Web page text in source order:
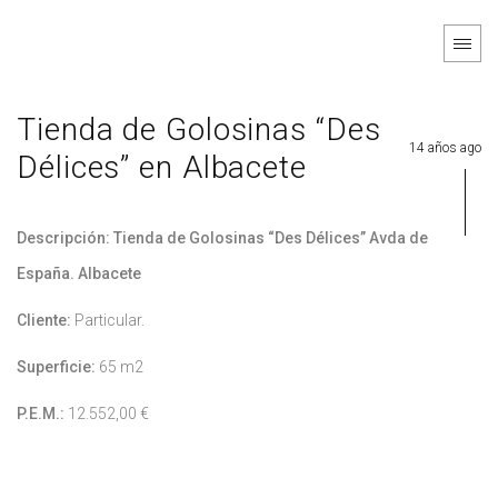
Tienda de Golosinas “Des
Délices” en Albacete
14 años ago
Descripción: Tienda de Golosinas “Des Délices” Avda de
España. Albacete
Cliente: Particular.
Superficie: 65 m2
P.E.M.: 12.552,00 €